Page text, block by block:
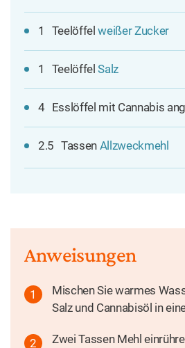
1 Teelöffelweißer Zucker
1 TeelöffelSalz
4 Esslöffel mit Cannabis
2.5 Tassen Allzweckmehl
Anweisungen
Mischen Sie warmes
Salz und Cannabisöl in
Zwei Tassen Mehl